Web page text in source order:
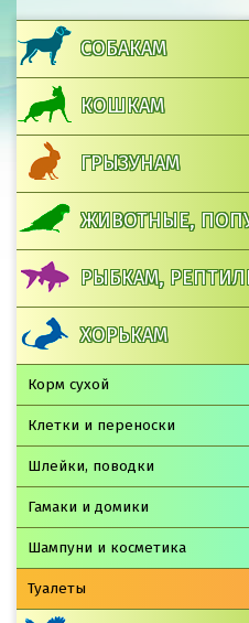
СОБАКАМ
КОШКАМ
ГРЫЗУНАМ
ЖИВОТНЫЕ,
РЫБКАМ,
ХОРЬКАМ
Корм сухой
Клетки и переноски
Шлейки, поводки
Гамаки и домики
Шампуни и косметика
Туалеты